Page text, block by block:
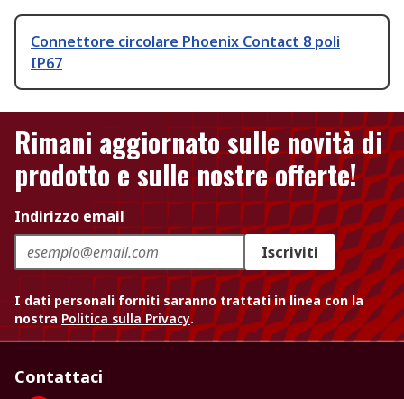
Connettore circolare Phoenix Contact 8 poli
IP67
Rimani aggiornato sulle novità di
prodotto e sulle nostre offerte!
Indirizzo email
Iscriviti
I dati personali forniti saranno trattati in linea con la
nostra Politica sulla Privacy.
Contattaci